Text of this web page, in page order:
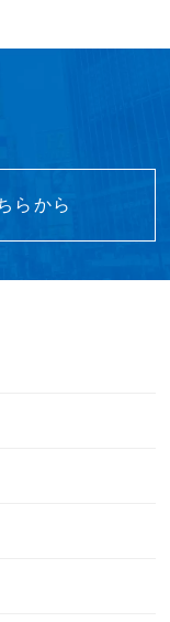
らから